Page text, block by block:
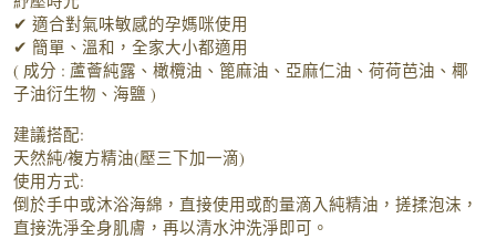
✔ 適合對氣味敏感的孕媽咪使用
✔ 簡單、溫和，全家大小都適用
( 成分 : 蘆薈純露、橄欖油、篦麻油、亞麻仁油、荷荷芭油、椰
子油衍生物、海鹽 )
建議搭配:
天然純/複方精油(壓三下加一滴)
使用方式:
倒於手中或沐浴海綿，直接使用或酌量滴入純精油，搓揉泡沫，
直接洗淨全身肌膚，再以清水沖洗淨即可。